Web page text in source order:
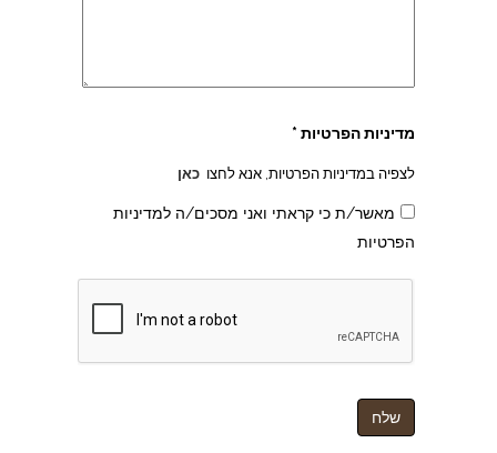
מדיניות הפרטיות *
לצפיה במדיניות הפרטיות, אנא לחצו כאן
מאשר/ת כי קראתי ואני מסכים/ה למדיניות
הפרטיות